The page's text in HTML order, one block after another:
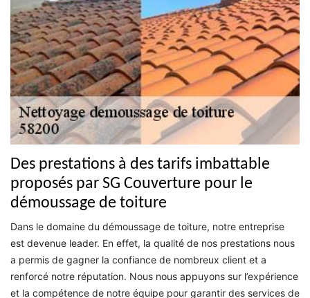
Des prestations à des tarifs imbattable
proposés par SG Couverture pour le
démoussage de toiture
Dans le domaine du démoussage de toiture, notre entreprise
est devenue leader. En effet, la qualité de nos prestations nous
a permis de gagner la confiance de nombreux client et a
renforcé notre réputation. Nous nous appuyons sur l’expérience
et la compétence de notre équipe pour garantir des services de